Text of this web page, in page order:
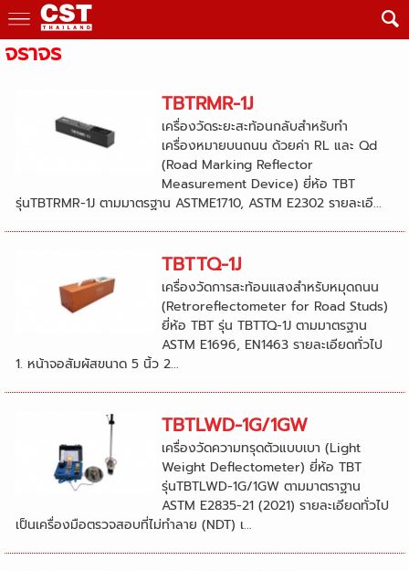
จราจร
TBTRMR-1J
เครื่องวัดระยะสะท้อนกลับสำหรับทำ
เครื่องหมายบนถนน ด้วยค่า RL และ Qd
(Road Marking Reflector
Measurement Device) ยี่ห้อ TBT
รุ่นTBTRMR-1J ตามมาตรฐาน ASTME1710, ASTM E2302 รายละเอี...
TBTTQ-1J
เครื่องวัดการสะท้อนแสงสำหรับหมุดถนน
(Retroreflectometer for Road Studs)
ยี่ห้อ TBT รุ่น TBTTQ-1J ตามมาตรฐาน
ASTM E1696, EN1463 รายละเอียดทั่วไป
1. หน้าจอสัมผัสขนาด 5 นิ้ว 2...
TBTLWD-1G/1GW
เครื่องวัดความทรุดตัวแบบเบา (Light
Weight Deflectometer) ยี่ห้อ TBT
รุ่นTBTLWD-1G/1GW ตามมาตราฐาน
ASTM E2835-21 (2021) รายละเอียดทั่วไป
เป็นเครื่องมือตรวจสอบที่ไม่ทำลาย (NDT) เ...